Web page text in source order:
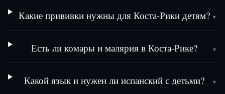
Какие прививки нужны для Коста-Рики детям? ▾
Есть ли комары и малярия в Коста-Рике? ▾
Какой язык и нужен ли испанский с детьми? ▾